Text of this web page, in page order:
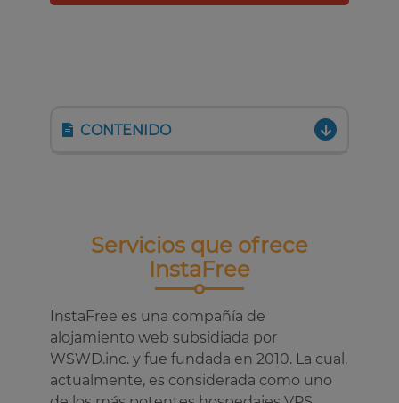
CONTENIDO
Servicios que ofrece
InstaFree
InstaFree es una compañía de
alojamiento web subsidiada por
WSWD.inc. y fue fundada en 2010. La cual,
actualmente, es considerada como uno